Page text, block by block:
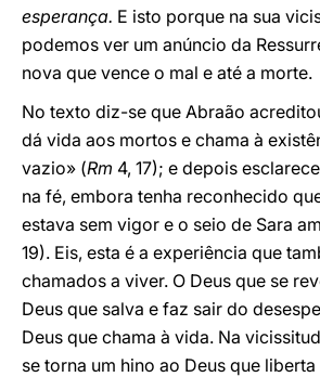
esperança. E isto porque na sua
podemos ver um anúncio da
nova que vence o mal e até a morte.
No texto diz-se que Abraão
dá vida aos mortos e chama à
vazio» (Rm 4, 17); e depois
na fé, embora tenha reconhecido
estava sem vigor e o seio de Sara
19). Eis, esta é a experiência que
chamados a viver. O Deus que se
Deus que salva e faz sair do
Deus que chama à vida. Na
se torna um hino ao Deus que